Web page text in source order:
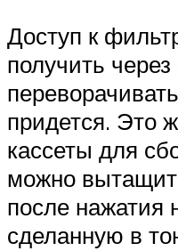
Доступ к
получить через
придется. Это
кассеты для
можно
после нажатия
сделанную в